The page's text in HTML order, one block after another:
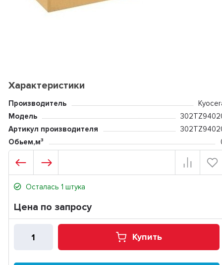
Характеристики
Производитель
Модель
Артикул производителя
Обьем,м³
Осталась 1 штука
Цена по запросу
Купить